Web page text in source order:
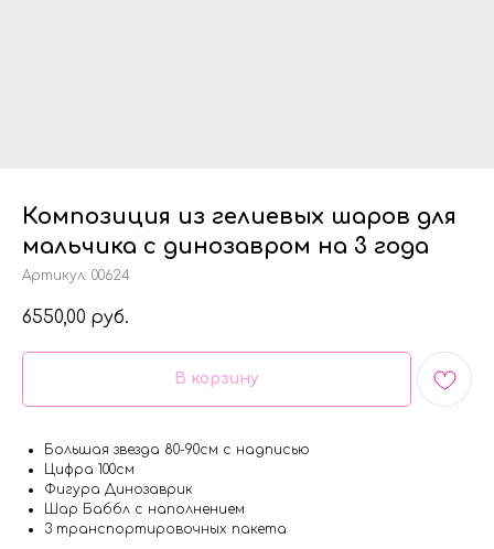
Композиция из гелиевых шаров для
мальчика с динозавром на 3 года
Артикул: 00624
6550,00 руб.
В корзину
Большая звезда 80-90см с надписью
Цифра 100см
Фигура Динозаврик
Шар Баббл с наполнением
3 транспортировочных пакета